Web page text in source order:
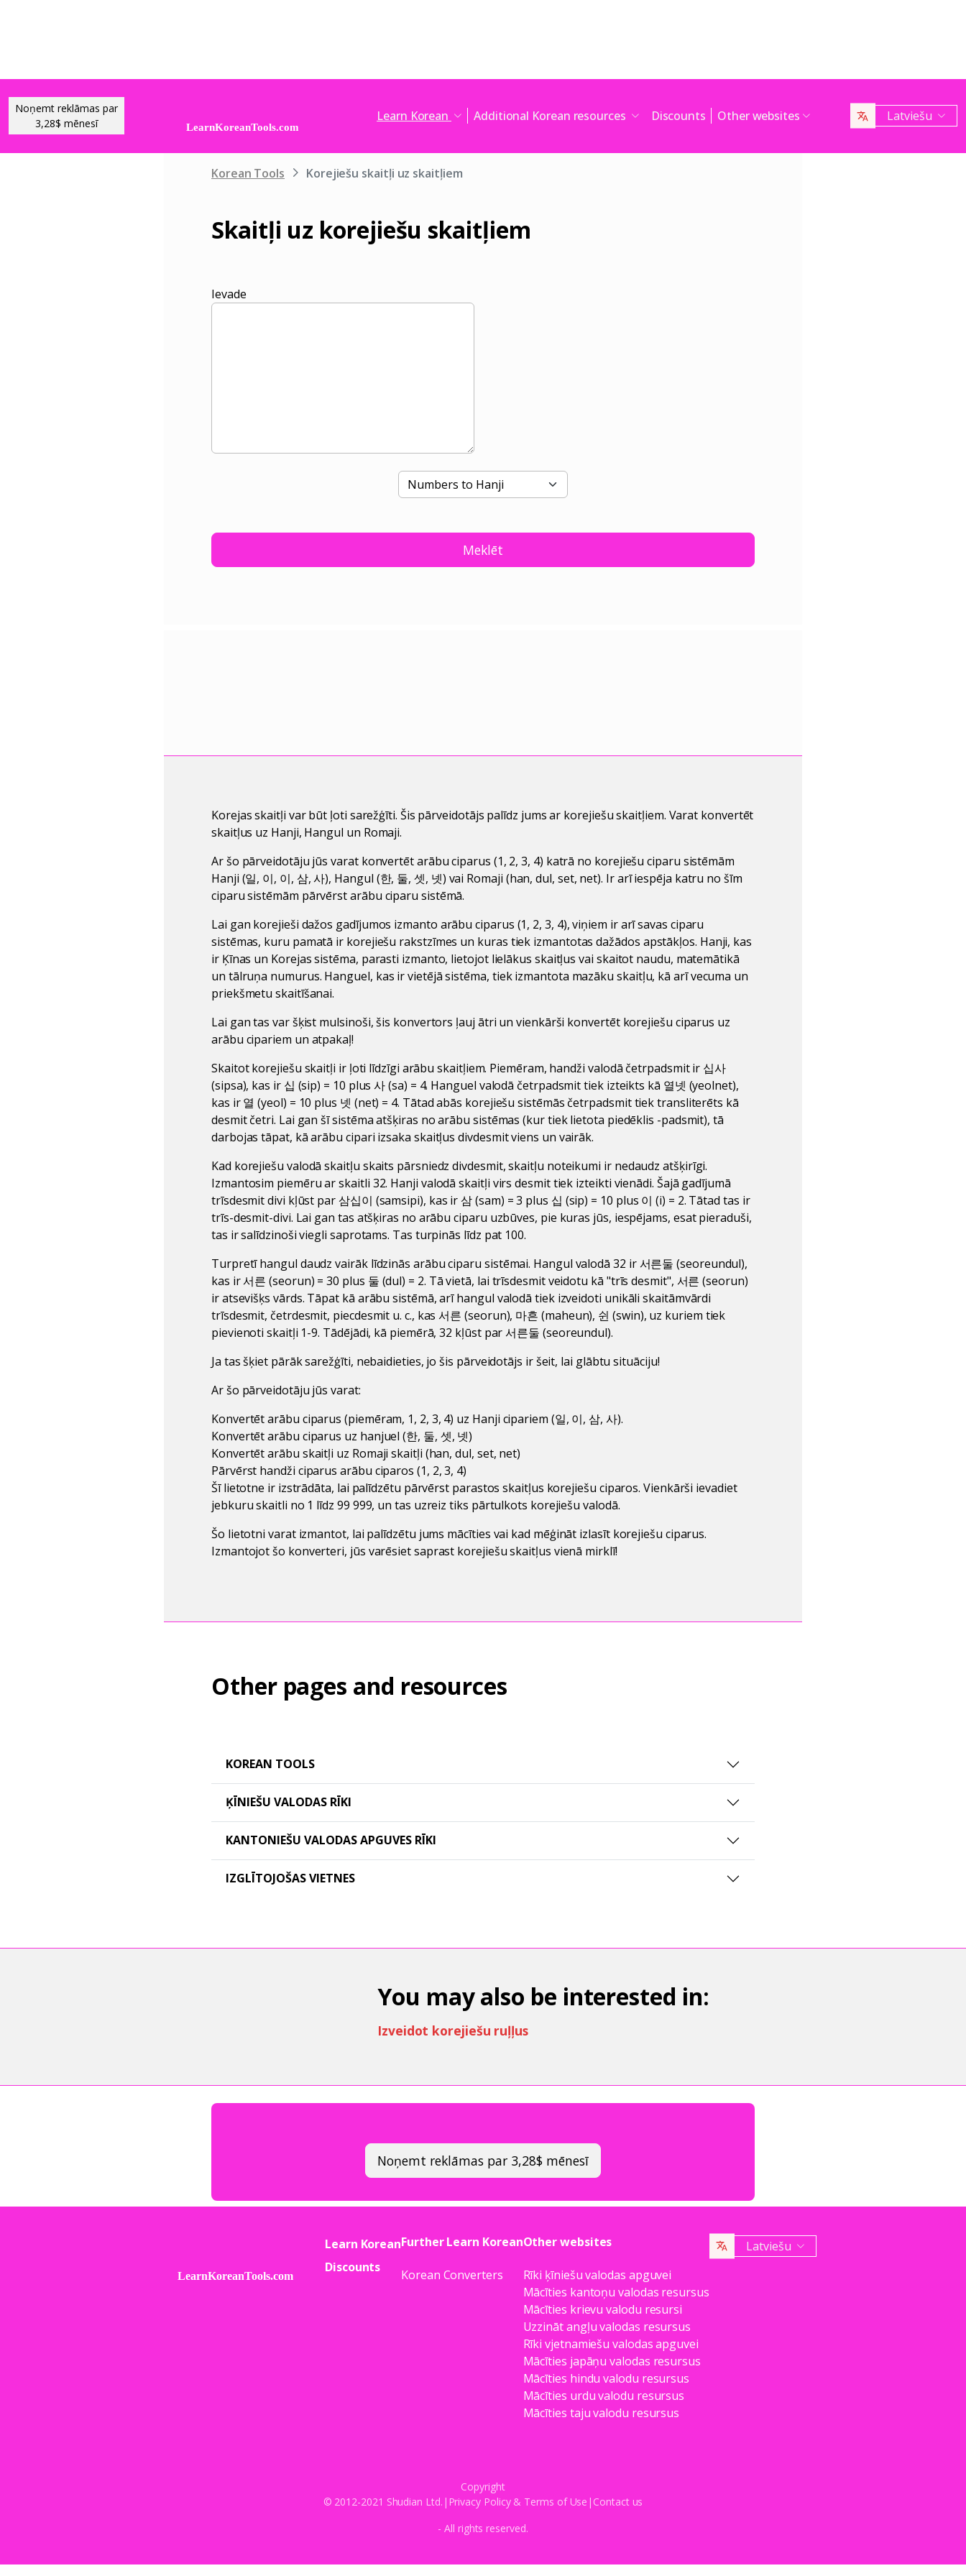
Noņemt reklāmas par
3,28$ mēnesī
Learn Korean Additional Korean resources Discounts Other websites Latviešu
Korean Tools Korejiešu skaitļi uz skaitļiem
Skaitļi uz korejiešu skaitļiem
Ievade
Meklēt
Korejas skaitļi var būt ļoti sarežģīti. Šis pārveidotājs palīdz jums ar korejiešu skaitļiem. Varat konvertēt
skaitļus uz Hanji, Hangul un Romaji.
Ar šo pārveidotāju jūs varat konvertēt arābu ciparus (1, 2, 3, 4) katrā no korejiešu ciparu sistēmām
Hanji (일, 이, 이, 삼, 사), Hangul (한, 둘, 셋, 넷) vai Romaji (han, dul, set, net). Ir arī iespēja katru no šīm
ciparu sistēmām pārvērst arābu ciparu sistēmā.
Lai gan korejieši dažos gadījumos izmanto arābu ciparus (1, 2, 3, 4), viņiem ir arī savas ciparu
sistēmas, kuru pamatā ir korejiešu rakstzīmes un kuras tiek izmantotas dažādos apstākļos. Hanji, kas
ir Ķīnas un Korejas sistēma, parasti izmanto, lietojot lielākus skaitļus vai skaitot naudu, matemātikā
un tālruņa numurus. Hanguel, kas ir vietējā sistēma, tiek izmantota mazāku skaitļu, kā arī vecuma un
priekšmetu skaitīšanai.
Lai gan tas var šķist mulsinoši, šis konvertors ļauj ātri un vienkārši konvertēt korejiešu ciparus uz
arābu cipariem un atpakaļ!
Skaitot korejiešu skaitļi ir ļoti līdzīgi arābu skaitļiem. Piemēram, handži valodā četrpadsmit ir 십사
(sipsa), kas ir 십 (sip) = 10 plus 사 (sa) = 4. Hanguel valodā četrpadsmit tiek izteikts kā 열넷 (yeolnet),
kas ir 열 (yeol) = 10 plus 넷 (net) = 4. Tātad abās korejiešu sistēmās četrpadsmit tiek transliterēts kā
desmit četri. Lai gan šī sistēma atšķiras no arābu sistēmas (kur tiek lietota piedēklis -padsmit), tā
darbojas tāpat, kā arābu cipari izsaka skaitļus divdesmit viens un vairāk.
Kad korejiešu valodā skaitļu skaits pārsniedz divdesmit, skaitļu noteikumi ir nedaudz atšķirīgi.
Izmantosim piemēru ar skaitli 32. Hanji valodā skaitļi virs desmit tiek izteikti vienādi. Šajā gadījumā
trīsdesmit divi kļūst par 삼십이 (samsipi), kas ir 삼 (sam) = 3 plus 십 (sip) = 10 plus 이 (i) = 2. Tātad tas ir
trīs-desmit-divi. Lai gan tas atšķiras no arābu ciparu uzbūves, pie kuras jūs, iespējams, esat pieraduši,
tas ir salīdzinoši viegli saprotams. Tas turpinās līdz pat 100.
Turpretī hangul daudz vairāk līdzinās arābu ciparu sistēmai. Hangul valodā 32 ir 서른둘 (seoreundul),
kas ir 서른 (seorun) = 30 plus 둘 (dul) = 2. Tā vietā, lai trīsdesmit veidotu kā "trīs desmit", 서른 (seorun)
ir atsevišķs vārds. Tāpat kā arābu sistēmā, arī hangul valodā tiek izveidoti unikāli skaitāmvārdi
trīsdesmit, četrdesmit, piecdesmit u. c., kas 서른 (seorun), 마흔 (maheun), 쉰 (swin), uz kuriem tiek
pievienoti skaitļi 1-9. Tādējādi, kā piemērā, 32 kļūst par 서른둘 (seoreundul).
Ja tas šķiet pārāk sarežģīti, nebaidieties, jo šis pārveidotājs ir šeit, lai glābtu situāciju!
Ar šo pārveidotāju jūs varat:
Konvertēt arābu ciparus (piemēram, 1, 2, 3, 4) uz Hanji cipariem (일, 이, 삼, 사).
Konvertēt arābu ciparus uz hanjuel (한, 둘, 셋, 넷)
Konvertēt arābu skaitļi uz Romaji skaitļi (han, dul, set, net)
Pārvērst handži ciparus arābu ciparos (1, 2, 3, 4)
Šī lietotne ir izstrādāta, lai palīdzētu pārvērst parastos skaitļus korejiešu ciparos. Vienkārši ievadiet
jebkuru skaitli no 1 līdz 99 999, un tas uzreiz tiks pārtulkots korejiešu valodā.
Šo lietotni varat izmantot, lai palīdzētu jums mācīties vai kad mēģināt izlasīt korejiešu ciparus.
Izmantojot šo konverteri, jūs varēsiet saprast korejiešu skaitļus vienā mirklī!
Other pages and resources
KOREAN TOOLS
ĶĪNIEŠU VALODAS RĪKI
KANTONIEŠU VALODAS APGUVES RĪKI
IZGLĪTOJOŠAS VIETNES
You may also be interested in:
Izveidot korejiešu ruļļus
Noņemt reklāmas par 3,28$ mēnesī
Learn Korean
Discounts
Further Learn Korean
Korean Converters
Other websites
Rīki ķīniešu valodas apguvei
Mācīties kantoņu valodas resursus
Mācīties krievu valodu resursi
Uzzināt angļu valodas resursus
Rīki vjetnamiešu valodas apguvei
Mācīties japāņu valodas resursus
Mācīties hindu valodu resursus
Mācīties urdu valodu resursus
Mācīties taju valodu resursus
Latviešu
Copyright
© 2012-2021 Shudian Ltd.| Privacy Policy& Terms of Use | Contact us
- All rights reserved.